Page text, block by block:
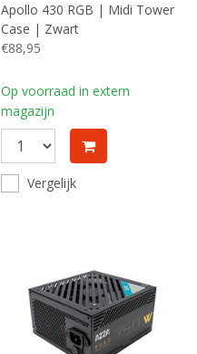
Apollo 430 RGB | Midi Tower
Case | Zwart
€88,95
Op voorraad in extern
magazijn
Vergelijk